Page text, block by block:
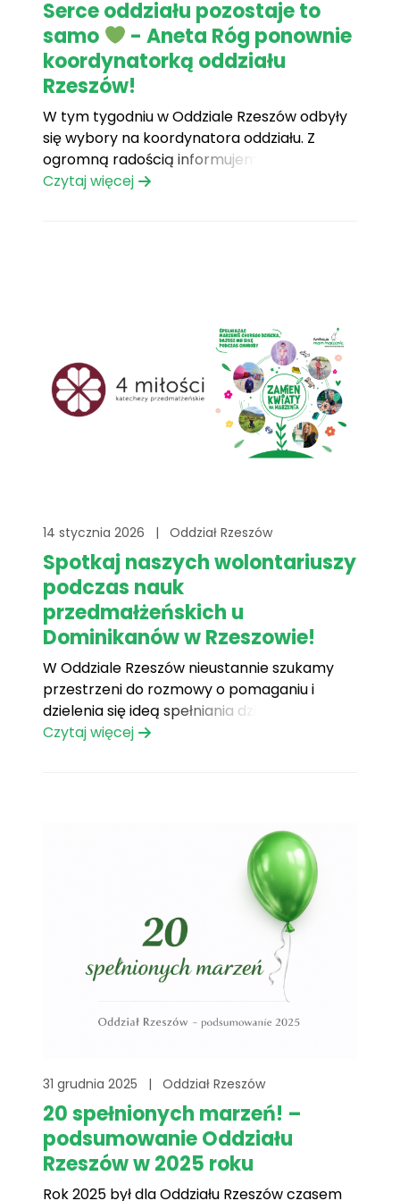
Serce oddziału pozostaje to
samo
- Aneta Róg ponownie
koordynatorką oddziału
Rzeszów!
W tym tygodniu w Oddziale Rzeszów odbyły
się wybory na koordynatora oddziału. Z
ogromną radością informujemy, że decyzją
wolontariuszy — jednogłośnie — funkcję tę
Czytaj więcej
14 stycznia 2026 | Oddział Rzeszów
Spotkaj naszych wolontariuszy
podczas nauk
przedmałżeńskich u
Dominikanów w Rzeszowie!
W Oddziale Rzeszów nieustannie szukamy
przestrzeni do rozmowy o pomaganiu i
dzielenia się ideą spełniania dziecięcych
marzeń. Jednym z takich wyjątkowych
aby opowiadać narzeczonym o akcji
Czytaj więcej
31 grudnia 2025 | Oddział Rzeszów
20 spełnionych marzeń! –
podsumowanie Oddziału
Rzeszów w 2025 roku
Rok 2025 był dla Oddziału Rzeszów czasem